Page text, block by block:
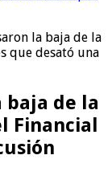
la baja de la
que desató una
baja de la
Financial